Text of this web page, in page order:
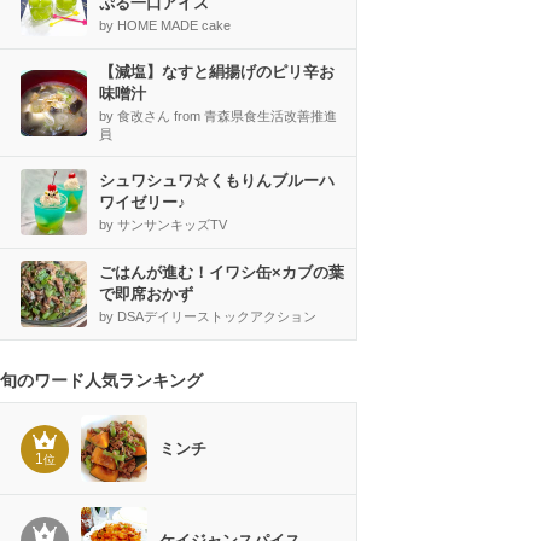
by HOME MADE cake
【減塩】なすと絹揚げのピリ辛お
味噌汁
by 食改さん from 青森県食生活改善推進
員
シュワシュワ☆くもりんブルーハ
ワイゼリー♪
by サンサンキッズTV
ごはんが進む！イワシ缶×カブの葉
で即席おかず
by DSAデイリーストックアクション
旬のワード人気ランキング
1位
ミンチ